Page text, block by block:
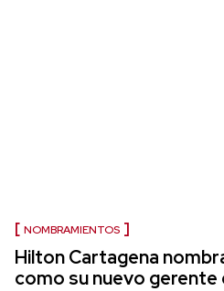
NOMBRAMIENTOS
Hilton Cartagena
como su nuevo gerente